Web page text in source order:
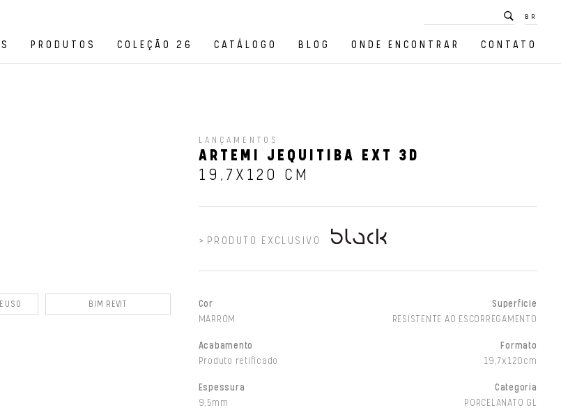
BR
PRODUTOS COLEÇÃO 26 CATÁLOGO BLOG ONDE ENCONTRAR CONTATO
USO BIM REVIT
LANÇAMENTOS
ARTEMI JEQUITIBA EXT 3D
19,7X120 CM
PRODUTO EXCLUSIVO
Cor
MARROM
Superfície
RESISTENTE AO ESCORREGAMENTO
Acabamento
Produto retificado
Formato
19,7x120cm
Espessura
9,5mm
Categoria
PORCELANATO GL